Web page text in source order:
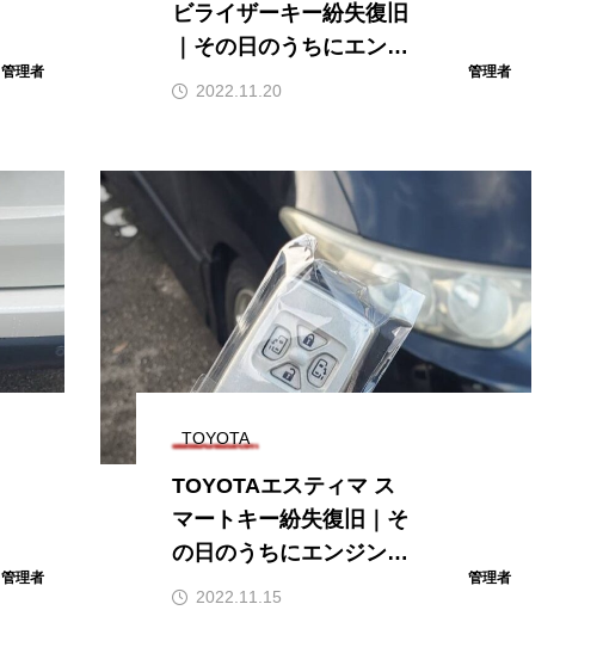
管理者
ビライザーキー紛失復旧
｜その日のうちにエンジ
ン始動！石川県全域へ明
管理者
2022.11.20
管理者
TOYOTA
TOYOTAエスティマ ス
マートキー紛失復旧｜そ
の日のうちにエンジン始
動！石川県全域へ明朗会
管理者
2022.11.15